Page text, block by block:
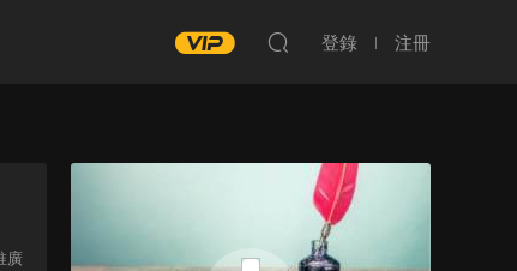
登錄 注冊
廣